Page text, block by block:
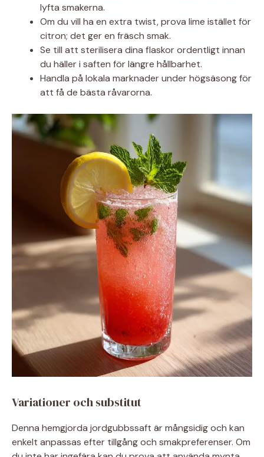
lyfta smakerna.
Om du vill ha en extra twist, prova lime istället för
citron; det ger en fräsch smak.
Se till att sterilisera dina flaskor ordentligt innan
du häller i saften för längre hållbarhet.
Handla på lokala marknader under högsäsong för
att få de bästa råvarorna.
Variationer och substitut
Denna hemgjorda jordgubbssaft är mångsidig och kan
enkelt anpassas efter tillgång och smakpreferenser. Om